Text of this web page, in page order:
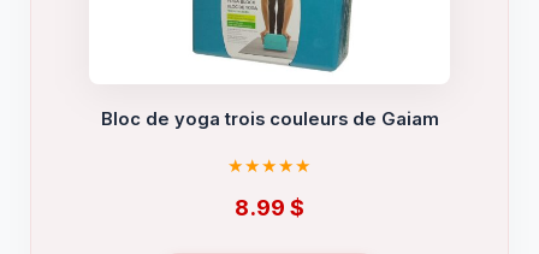
Bloc de yoga trois couleurs de Gaiam
8.99 $